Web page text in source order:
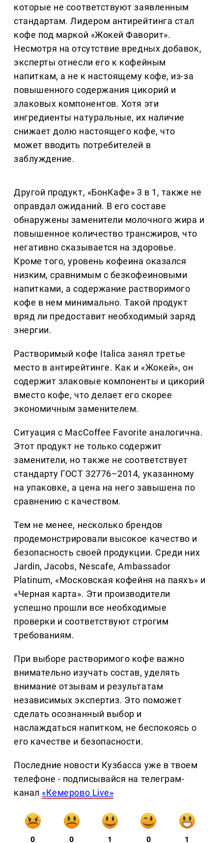
которые не соответствуют заявленным
стандартам. Лидером антирейтинга стал
кофе под маркой «Жокей Фаворит».
Несмотря на отсутствие вредных добавок,
эксперты отнесли его к кофейным
напиткам, а не к настоящему кофе, из-за
повышенного содержания цикорий и
злаковых компонентов. Хотя эти
ингредиенты натуральные, их наличие
снижает долю настоящего кофе, что
может вводить потребителей в
заблуждение.
Другой продукт, «БонКафе» 3 в 1, также не
оправдал ожиданий. В его составе
обнаружены заменители молочного жира и
повышенное количество трансжиров, что
негативно сказывается на здоровье.
Кроме того, уровень кофеина оказался
низким, сравнимым с безкофеиновыми
напитками, а содержание растворимого
кофе в нем минимально. Такой продукт
вряд ли предоставит необходимый заряд
энергии.
Растворимый кофе Italica занял третье
место в антирейтинге. Как и «Жокей», он
содержит злаковые компоненты и цикорий
вместо кофе, что делает его скорее
экономичным заменителем.
Ситуация с MacCoffee Favorite аналогична.
Этот продукт не только содержит
заменители, но также не соответствует
стандарту ГОСТ 32776–2014, указанному
на упаковке, а цена на него завышена по
сравнению с качеством.
Тем не менее, несколько брендов
продемонстрировали высокое качество и
безопасность своей продукции. Среди них
Jardin, Jacobs, Nescafe, Ambassador
Platinum, «Московская кофейня на паяхъ» и
«Черная карта». Эти производители
успешно прошли все необходимые
проверки и соответствуют строгим
требованиям.
При выборе растворимого кофе важно
внимательно изучать состав, уделять
внимание отзывам и результатам
независимых экспертиз. Это поможет
сделать осознанный выбор и
наслаждаться напитком, не беспокоясь о
его качестве и безопасности.
Последние новости Кузбасса уже в твоем
телефоне - подписывайся на телеграм-
канал «Кемерово Live»
0 0 1 0 1